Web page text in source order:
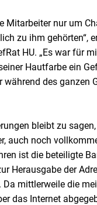
Mitarbeiter nur um
zu ihm gehörten“,
HU. „Es war für
Hautfarbe ein
während des ganzen
bleibt zu
auch noch
ist die beteiligte
Herausgabe der
mittlerweile die
das Internet